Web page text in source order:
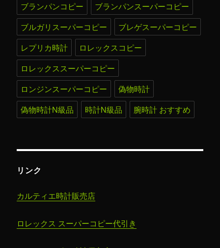
ブランパンコピー
ブランパンスーパーコピー
ブルガリスーパーコピー
ブレゲスーパーコピー
レプリカ時計
ロレックスコピー
ロレックススーパーコピー
ロンジンスーパーコピー
偽物時計
偽物時計N級品
時計N級品 腕時計 おすすめ
リンク
カルティエ時計販売店
ロレックス スーパーコピー代引き